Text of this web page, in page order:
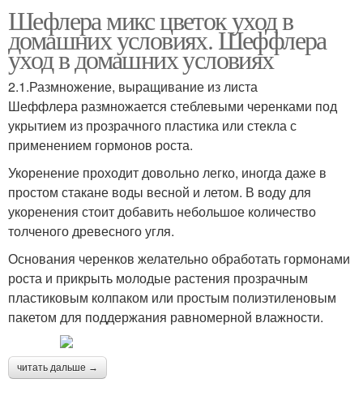
Шефлера микс цветок уход в
домашних условиях. Шеффлера
уход в домашних условиях
2.1.Размножение, выращивание из листа
Шеффлера размножается стеблевыми черенками под
укрытием из прозрачного пластика или стекла с
применением гормонов роста.
Укоренение проходит довольно легко, иногда даже в
простом стакане воды весной и летом. В воду для
укоренения стоит добавить небольшое количество
толченого древесного угля.
Основания черенков желательно обработать гормонами
роста и прикрыть молодые растения прозрачным
пластиковым колпаком или простым полиэтиленовым
пакетом для поддержания равномерной влажности.
читать дальше →